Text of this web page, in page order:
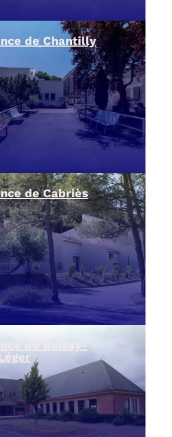
de Chantilly
de Cabriès
de Boissy-